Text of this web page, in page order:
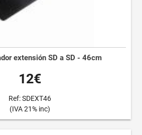
extensión SD a SD - 46cm
12€
Ref: SDEXT46
(IVA 21% inc)